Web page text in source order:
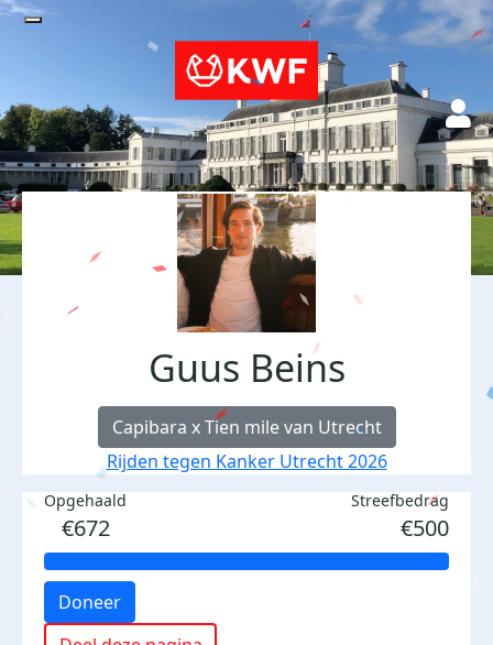
Guus Beins
Capibara x Tien mile van Utrecht
Rijden tegen Kanker Utrecht 2026
Opgehaald
€672
Streefbedrag
€500
Doneer